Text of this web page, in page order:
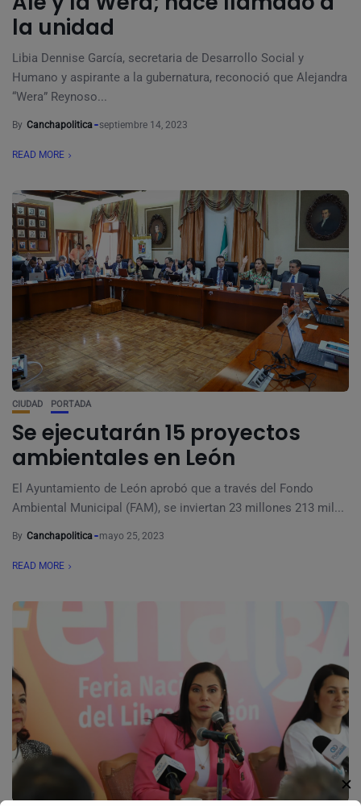
la unidad
Libia Dennise García, secretaria de Desarrollo Social y
Humano y aspirante a la gubernatura, reconoció que Alejandra
“Wera” Reynoso...
By Canchapolitica septiembre 14, 2023
READ MORE
CIUDAD PORTADA
Se ejecutarán 15 proyectos
ambientales en León
El Ayuntamiento de León aprobó que a través del Fondo
Ambiental Municipal (FAM), se inviertan 23 millones 213 mil...
By Canchapolitica mayo 25, 2023
READ MORE
✕